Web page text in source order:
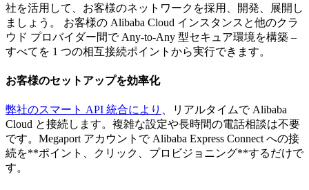
社を活用して、お客様のネットワークを採用、開発、展開し
ましょう。 お客様の Alibaba Cloud インスタンスと他のクラ
ウド プロバイダー間で Any-to-Any 型セキュア環境を構築 –
すべてを 1 つの相互接続ポイントから実行できます。
お客様のセットアップを効率化
弊社のスマート API 統合により 、リアルタイムで Alibaba
Cloud と接続します。複雑な設定や長時間の電話相談は不要
です。Megaport アカウントで Alibaba Express Connect への接
続を**ポイント、クリック、プロビジョニング**するだけで
す。